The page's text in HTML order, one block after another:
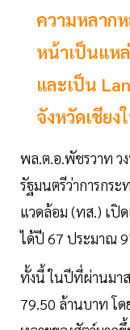
ความหลาก
หน้าเป็นแห
และเป็น
จังหวัดเชียง
พล.ต.อ.พัชรวาท ว
รัฐมนตรีว่าการกระ
แวดล้อม (ทส.) เปิด
ได้ปี 67 ประมาณ
ทั้งนี้ ในปีที่ผ่านมา
79.50 ล้านบาท โด